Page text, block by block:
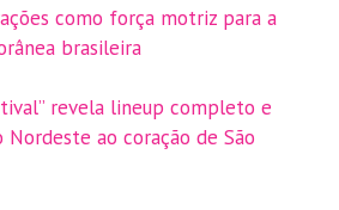
como força motriz para a
brasileira
revela lineup completo e
ao coração de São